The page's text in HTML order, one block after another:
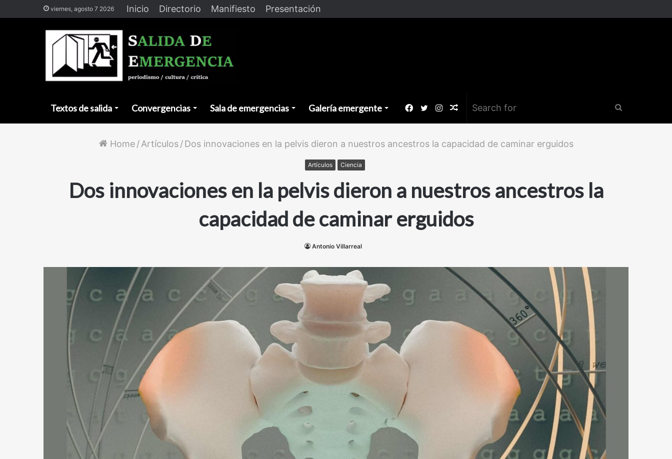
viernes, agosto 7 2026 Inicio Directorio Manifiesto Presentación
Textos de salida Convergencias Sala de emergencias Galería emergente Random
Instagram
Twitter
Facebook
Home / Artículos / Dos innovaciones en la pelvis dieron a nuestros ancestros la capacidad de caminar erguidos
Artículos Ciencia
Dos innovaciones en la pelvis dieron a nuestros ancestros la
capacidad de caminar erguidos
Antonio Villarreal